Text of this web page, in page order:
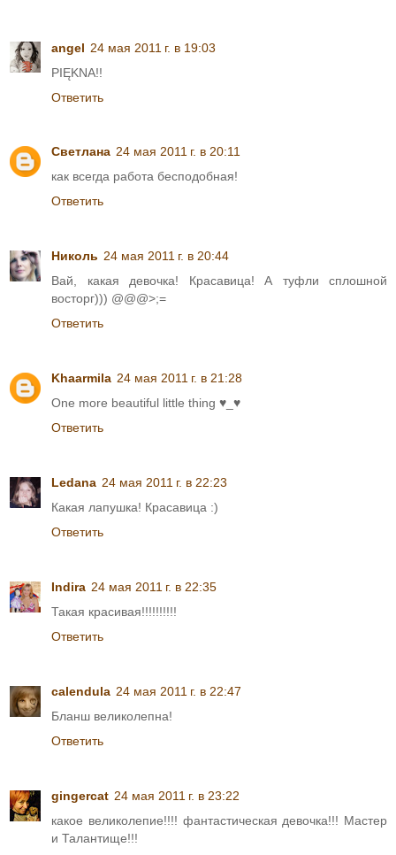
angel 24 мая 2011 г. в 19:03
PIĘKNA!!
Ответить
Светлана 24 мая 2011 г. в 20:11
как всегда работа бесподобная!
Ответить
Николь 24 мая 2011 г. в 20:44
Вай, какая девочка! Красавица! А туфли сплошной
восторг))) @@@>;=
Ответить
Khaarmila 24 мая 2011 г. в 21:28
One more beautiful little thing ♥_♥
Ответить
Ledana 24 мая 2011 г. в 22:23
Какая лапушка! Красавица :)
Ответить
Indira 24 мая 2011 г. в 22:35
Такая красивая!!!!!!!!!!
Ответить
calendula 24 мая 2011 г. в 22:47
Бланш великолепна!
Ответить
gingercat 24 мая 2011 г. в 23:22
какое великолепие!!!! фантастическая девочка!!! Мастер
и Талантище!!!